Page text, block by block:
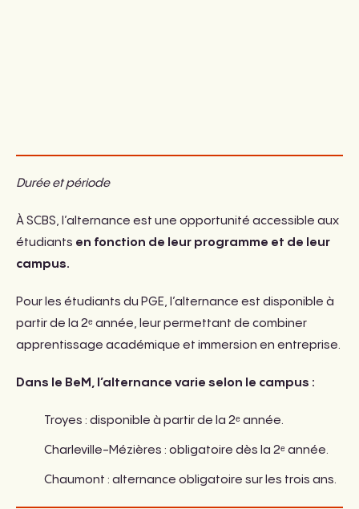
Durée et période
À SCBS, l’alternance est une opportunité accessible aux
étudiants en fonction de leur programme et de leur
campus.
Pour les étudiants du PGE, l’alternance est disponible à
partir de la 2ᵉ année, leur permettant de combiner
apprentissage académique et immersion en entreprise.
Dans le BeM, l’alternance varie selon le campus :
Troyes : disponible à partir de la 2ᵉ année.
Charleville-Mézières : obligatoire dès la 2ᵉ année.
Chaumont : alternance obligatoire sur les trois ans.